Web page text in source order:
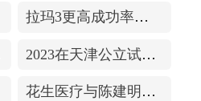
拉玛3更高成功率的保障——泰国超强实验室
2023在天津公立试管医院排名，附带费用明细
花生医疗与陈建明教授达成战略合作，共促精准保胎事业发展